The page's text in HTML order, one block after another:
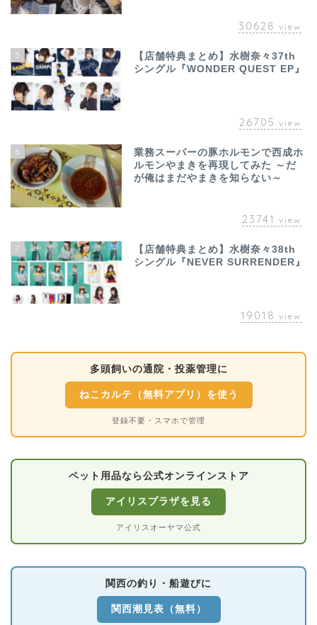
30628 view
5
【店舗特典まとめ】水樹奈々37th
シングル『WONDER QUEST EP』
26705 view
6
業務スーパーの豚ホルモンで西成ホ
ルモンやまきを再現してみた ～だ
が俺はまだやまきを知らない～
23741 view
7
【店舗特典まとめ】水樹奈々38th
シングル『NEVER SURRENDER』
19018 view
多頭飼いの通院・投薬管理に
ねこカルテ（無料アプリ）を使う
登録不要・スマホで管理
ペット用品なら公式オンラインストア
アイリスプラザを見る
アイリスオーヤマ公式
関西の釣り・船遊びに
関西潮見表（無料）